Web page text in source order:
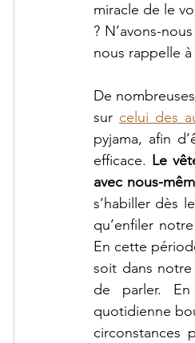
miracle de le
? N’avons-
nous rappelle
De
sur celui des
pyjama, afin
efficace. Le
avec nous-
s’habiller dès
qu’enfiler
En cette
soit dans
de parler.
quotidienne
circonstances